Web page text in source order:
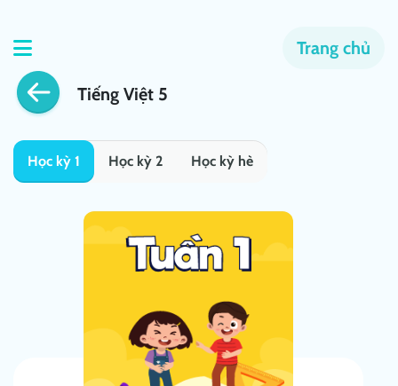
Trang chủ
Tiếng Việt 5
Học kỳ 1 Học kỳ 2 Học kỳ hè